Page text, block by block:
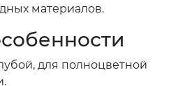
материалов.
для полноцветной